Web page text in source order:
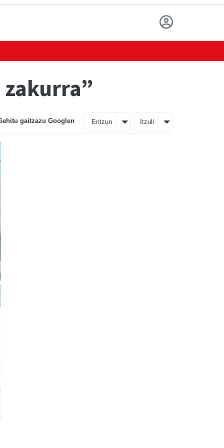
gaitzazu Googlen Entzun Itzuli